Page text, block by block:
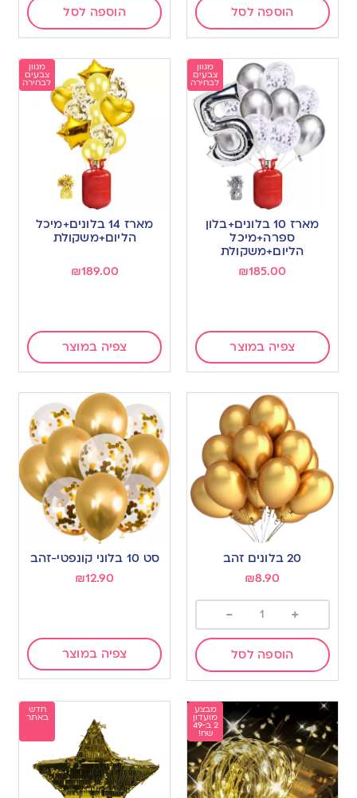
הוספה לסל הוספה לסל
מגוון
צבעים
לבחירה
מארז 10 בלונים+בלון
ספרה+מיכל
הליום+משקולת
₪185.00
צפיה במוצר
מגוון
צבעים
לבחירה
מארז 14 בלונים+מיכל
הליום+משקולת
₪189.00
צפיה במוצר
20 בלונים זהב
₪8.90
+
-
הוספה לסל
סט 10 בלוני קונפטי-זהב
₪12.90
צפיה במוצר
מבצע
מועדון
2 ב-49
שח!
חדש
באתר